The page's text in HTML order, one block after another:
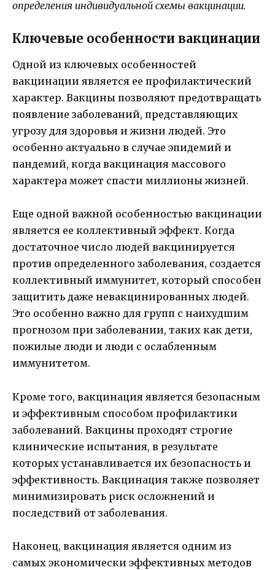
определения индивидуальной схемы вакцинации.
Ключевые особенности вакцинации
Одной из ключевых особенностей
вакцинации является ее профилактический
характер. Вакцины позволяют предотвращать
появление заболеваний, представляющих
угрозу для здоровья и жизни людей. Это
особенно актуально в случае эпидемий и
пандемий, когда вакцинация массового
характера может спасти миллионы жизней.
Еще одной важной особенностью вакцинации
является ее коллективный эффект. Когда
достаточное число людей вакцинируется
против определенного заболевания, создается
коллективный иммунитет, который способен
защитить даже невакцинированных людей.
Это особенно важно для групп с наихудшим
прогнозом при заболевании, таких как дети,
пожилые люди и люди с ослабленным
иммунитетом.
Кроме того, вакцинация является безопасным
и эффективным способом профилактики
заболеваний. Вакцины проходят строгие
клинические испытания, в результате
которых устанавливается их безопасность и
эффективность. Вакцинация также позволяет
минимизировать риск осложнений и
последствий от заболевания.
Наконец, вакцинация является одним из
самых экономически эффективных методов